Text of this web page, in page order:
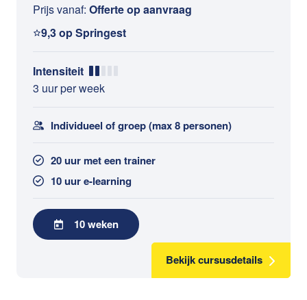
Prijs vanaf: Offerte op aanvraag
9,3 op Springest
Intensiteit
3 uur per week
Individueel of groep (max 8 personen)
20 uur met een trainer
10 uur e-learning
10 weken
Bekijk cursusdetails